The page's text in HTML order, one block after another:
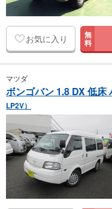
お気に入り 無
料
マツダ
ボンゴバン 1.8 DX 低床
LP2V）